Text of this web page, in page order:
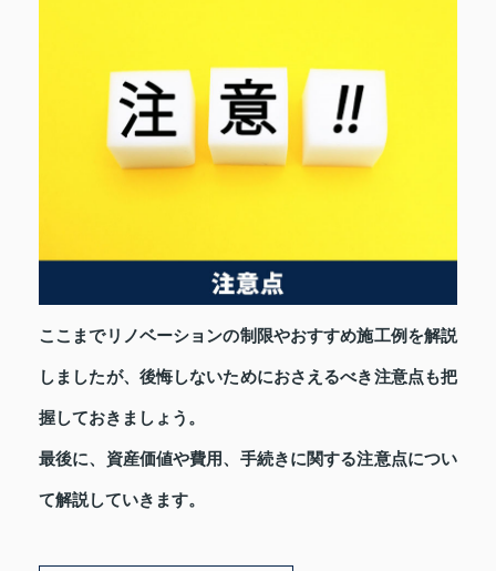
ここまでリノベーションの制限やおすすめ施工例を解説
しましたが、後悔しないためにおさえるべき注意点も把
握しておきましょう。
最後に、資産価値や費用、手続きに関する注意点につい
て解説していきます。